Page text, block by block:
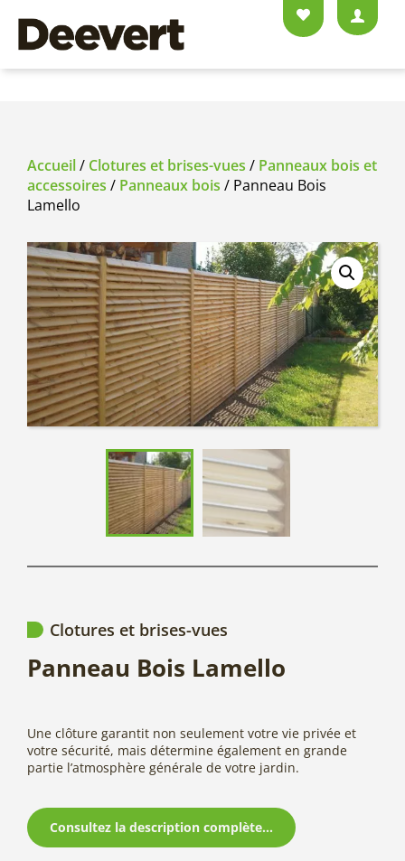
Accueil/ Clotures et brises-vues / Panneaux bois et
accessoires / Panneaux bois / Panneau Bois
Lamello
Clotures et brises-vues
Panneau Bois Lamello
Une clôture garantit non seulement votre vie privée et
votre sécurité, mais détermine également en grande
partie l’atmosphère générale de votre jardin.
Consultez la description complète...